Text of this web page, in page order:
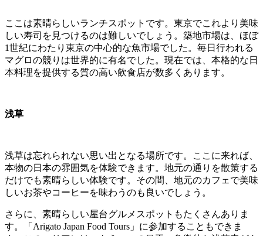
ここは素晴らしいランチスポットです。東京でこれより美味
しい寿司を見つけるのは難しいでしょう。築地市場は、ほぼ
1世紀にわたり東京の中心的な魚市場でした。毎日行われる
マグロの競りは世界的に有名でした。現在では、本格的な日
本料理を提供する質の高い飲食店が数多くあります。
浅草
浅草は忘れられない思い出となる場所です。ここに来れば、
本物の日本の雰囲気を体験できます。地元の通りを散策する
だけでも素晴らしい体験です。その間、地元のカフェで美味
しいお茶やコーヒーを味わうのも良いでしょう。
さらに、素晴らしい屋台グルメスポットもたくさんありま
す。「Arigato Japan Food Tours」に参加することもできま